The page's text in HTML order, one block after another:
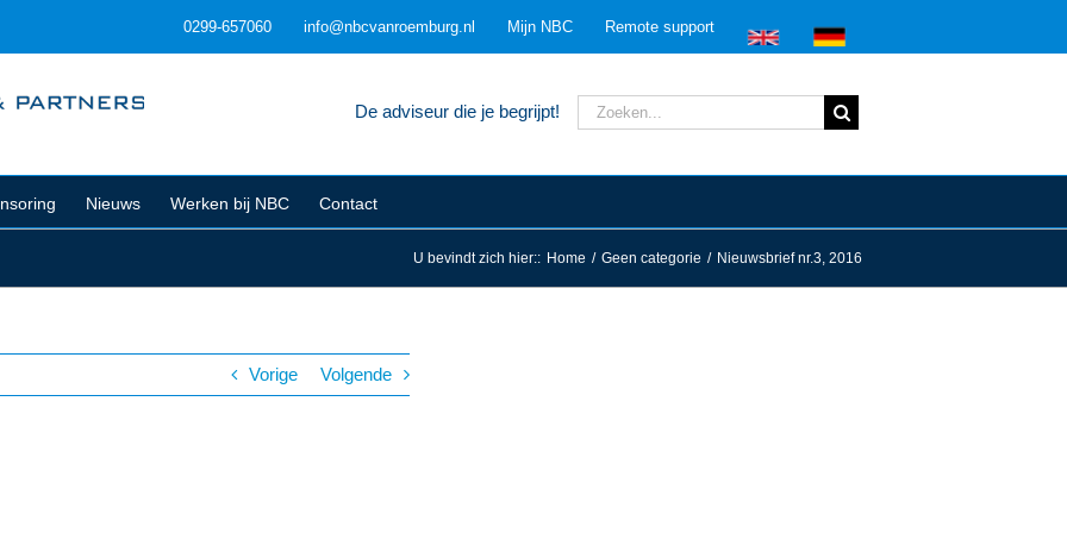
0299-657060 info@nbcvanroemburg.nl Mijn NBC Remote support
De adviseur die je begrijpt!
Zoeken
naar:
Nieuws Werken bij NBC Contact
U bevindt zich hier:: Home / Geen categorie / Nieuwsbrief nr.3, 2016
Vorige Volgende